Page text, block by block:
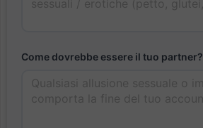
Come dovrebbe essere il tuo partner?